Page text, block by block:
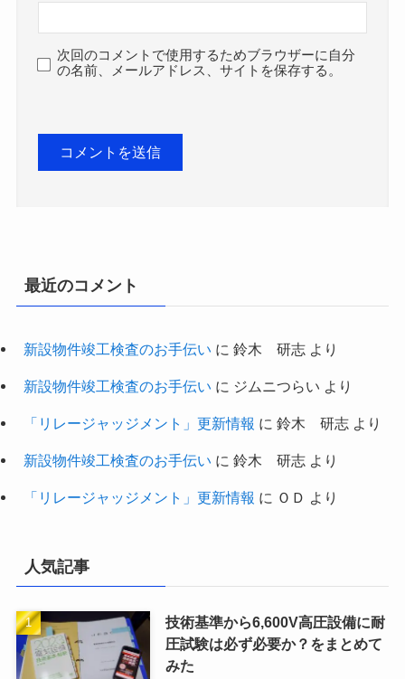
次回のコメントで使用するためブラウザーに自分
の名前、メールアドレス、サイトを保存する。
最近のコメント
新設物件竣工検査のお手伝い に 鈴木 研志より
新設物件竣工検査のお手伝い に ジムニつらい より
「リレージャッジメント」更新情報 に 鈴木 研志より
新設物件竣工検査のお手伝い に 鈴木 研志より
「リレージャッジメント」更新情報 に ＯＤ より
人気記事
技術基準から6,600V高圧設備に耐
圧試験は必ず必要か？をまとめて
みた